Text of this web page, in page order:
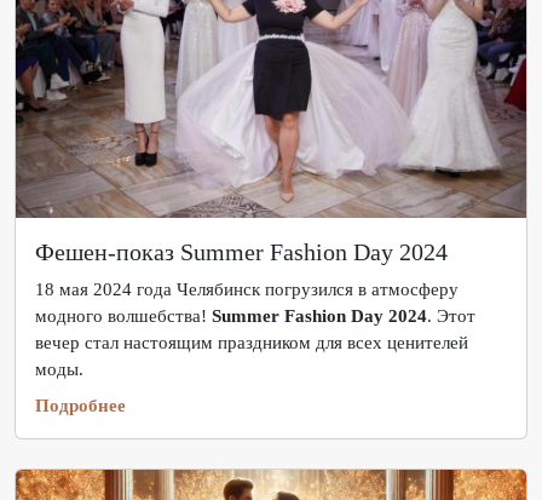
Фешен-показ Summer Fashion Day 2024
18 мая 2024 года Челябинск погрузился в атмосферу
модного волшебства! Summer Fashion Day 2024. Этот
вечер стал настоящим праздником для всех ценителей
моды.
Подробнее